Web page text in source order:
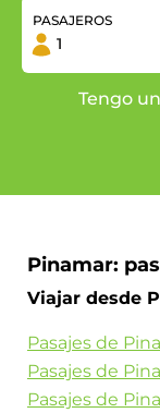
PASAJEROS
Tengo
Pinamar:
Viajar desde
Pasajes de
Pasajes de
Pasajes de